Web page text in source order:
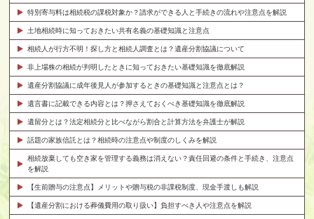
特別寄与料は相続税の課税対象か？請求ができる人と手続きの流れや注意点を解説
土地相続時に知っておきたい共有名義の基礎知識と注意点
相続人が行方不明！探し方と相続人調査とは？遺産分割協議について
非上場株の相続が判明したときに知っておきたい基礎知識を徹底解説
遺産分割協議に成年後見人が参加するときの基礎知識と注意点とは？
遺言書に記載できる内容とは？押さえておくべき基礎知識を徹底解説
遺留分とは？法定相続分と比べながら割合と計算方法を弁護士が解説
話題の家族信託とは？相続時の注意点や制度のしくみを解説
相続放棄しても空き家を管理する義務は消えない？責任回避の条件と手続き、注意点
を解説
【生前贈与の注意点】メリットや贈与税の非課税制度、現金手渡しも解説
【遺産分割における葬儀費用の取り扱い】負担すべき人や注意点を解説